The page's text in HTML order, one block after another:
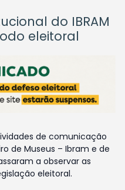
do IBRAM
eleitoral
de comunicação
de Museus – Ibram e de
a observar as
eleitoral.